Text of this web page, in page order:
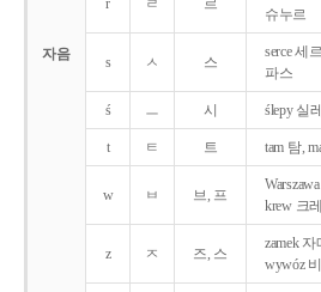
자음
r ㄹ 르
슈누르
s ㅅ 스
serce 세
파스
ś ㅡ 시 ślepy 실
t ㅌ 트 tam 탐,
w ㅂ 브, 프
krew 크
z ㅈ 즈, 스
zamek
wywóz